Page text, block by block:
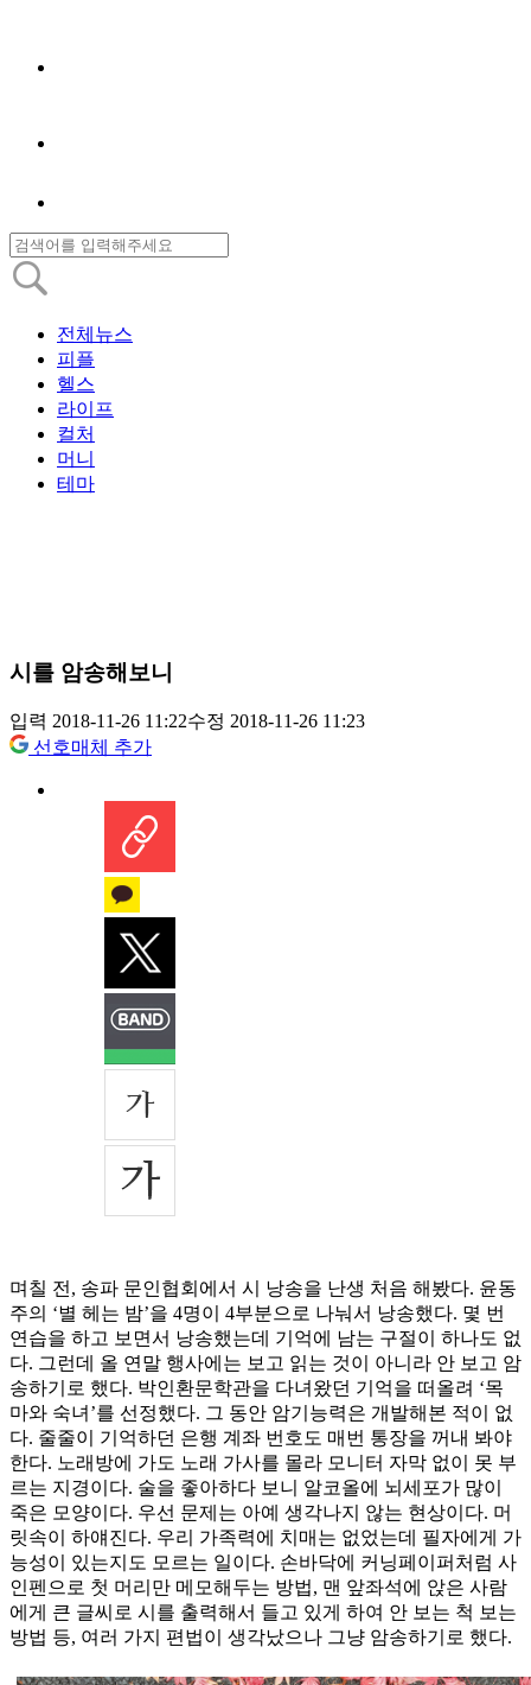
전체뉴스
피플
헬스
라이프
컬처
머니
테마
시를 암송해보니
입력 2018-11-26 11:22수정 2018-11-26 11:23
선호매체 추가
며칠 전, 송파 문인협회에서 시 낭송을 난생 처음 해봤다. 윤동
주의 ‘별 헤는 밤’을 4명이 4부분으로 나눠서 낭송했다. 몇 번
연습을 하고 보면서 낭송했는데 기억에 남는 구절이 하나도 없
다. 그런데 올 연말 행사에는 보고 읽는 것이 아니라 안 보고 암
송하기로 했다. 박인환문학관을 다녀왔던 기억을 떠올려 ‘목
마와 숙녀’를 선정했다. 그 동안 암기능력은 개발해본 적이 없
다. 줄줄이 기억하던 은행 계좌 번호도 매번 통장을 꺼내 봐야
한다. 노래방에 가도 노래 가사를 몰라 모니터 자막 없이 못 부
르는 지경이다. 술을 좋아하다 보니 알코올에 뇌세포가 많이
죽은 모양이다. 우선 문제는 아예 생각나지 않는 현상이다. 머
릿속이 하얘진다. 우리 가족력에 치매는 없었는데 필자에게 가
능성이 있는지도 모르는 일이다. 손바닥에 커닝페이퍼처럼 사
인펜으로 첫 머리만 메모해두는 방법, 맨 앞좌석에 앉은 사람
에게 큰 글씨로 시를 출력해서 들고 있게 하여 안 보는 척 보는
방법 등, 여러 가지 편법이 생각났으나 그냥 암송하기로 했다.